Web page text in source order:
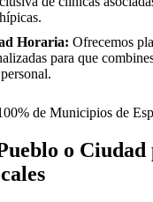
Horaria: Ofrecemos
para que
de Municipios de
o Ciudad